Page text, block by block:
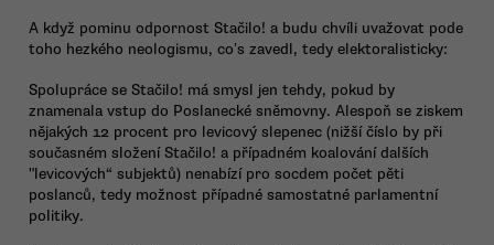
A když pominu odpornost Stačilo! a budu chvíli uvažovat pode
toho hezkého neologismu, coʼs zavedl, tedy elektoralisticky:
Spolupráce se Stačilo! má smysl jen tehdy, pokud by
znamenala vstup do Poslanecké sněmovny. Alespoň se ziskem
nějakých 12 procent pro levicový slepenec (nižší číslo by při
současném složení Stačilo! a případném koalování dalších
"levicových“ subjektů) nenabízí pro socdem počet pěti
poslanců, tedy možnost případné samostatné parlamentní
politiky.